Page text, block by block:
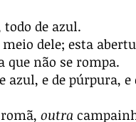
de azul.
dele; esta
que não se rompa.
azul, e de púrpura,
outra